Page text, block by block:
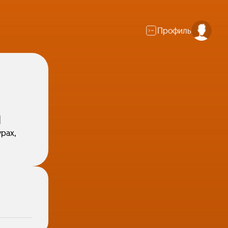
Профиль